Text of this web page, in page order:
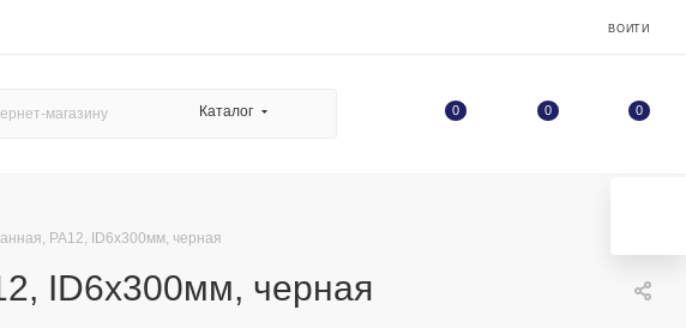
ВОЙТИ
Каталог 0 0 0
PA12, ID6x300мм, черная
ID6x300мм, черная